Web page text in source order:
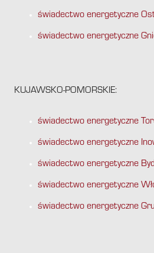
świadectwo energetyczne
świadectwo energetyczne
KUJAWSKO-POMORSKIE:
świadectwo energetyczne
świadectwo energetyczne
świadectwo energetyczne
świadectwo energetyczne
świadectwo energetyczne